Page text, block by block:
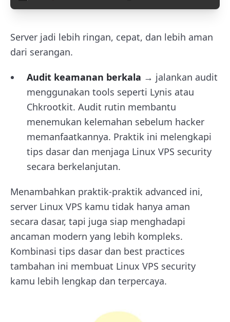
Server jadi lebih ringan, cepat, dan lebih aman
dari serangan.
Audit keamanan berkala → jalankan audit
menggunakan tools seperti Lynis atau
Chkrootkit. Audit rutin membantu
menemukan kelemahan sebelum hacker
memanfaatkannya. Praktik ini melengkapi
tips dasar dan menjaga Linux VPS security
secara berkelanjutan.
Menambahkan praktik-praktik advanced ini,
server Linux VPS kamu tidak hanya aman
secara dasar, tapi juga siap menghadapi
ancaman modern yang lebih kompleks.
Kombinasi tips dasar dan best practices
tambahan ini membuat Linux VPS security
kamu lebih lengkap dan terpercaya.